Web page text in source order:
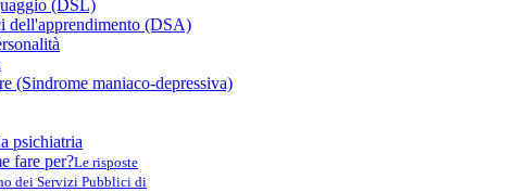
(DSL)
dell'apprendimento (DSA)
(Sindrome maniaco-depressiva)
psichiatria
fare per?Le risposte
dei Servizi Pubblici di